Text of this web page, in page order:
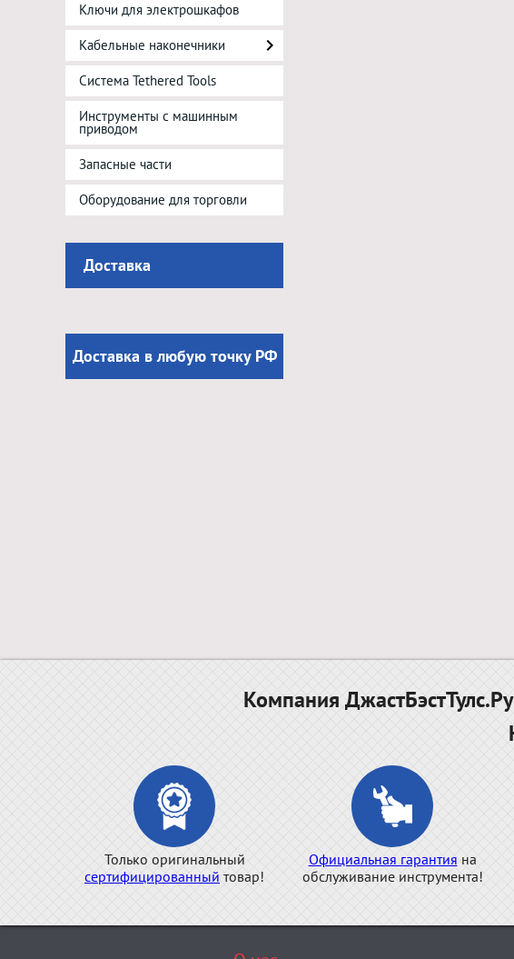
Ключи для электрошкафов
Кабельные наконечники
Система Tethered Tools
Инструменты с машинным
приводом
Запасные части
Оборудование для торговли
Доставка
Доставка в любую точку РФ
Компания
Только оригинальный
сертифицированный товар!
Официальная гарантия на
обслуживание инструмента!